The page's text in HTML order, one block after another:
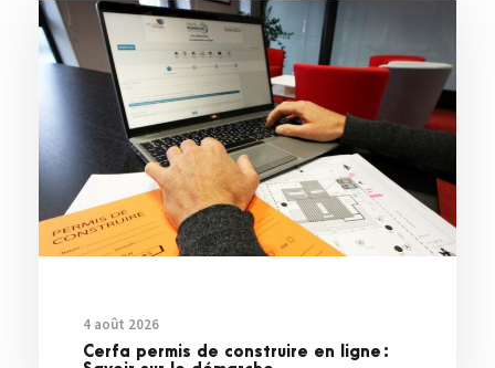
4 août 2026
Cerfa permis de construire en ligne :